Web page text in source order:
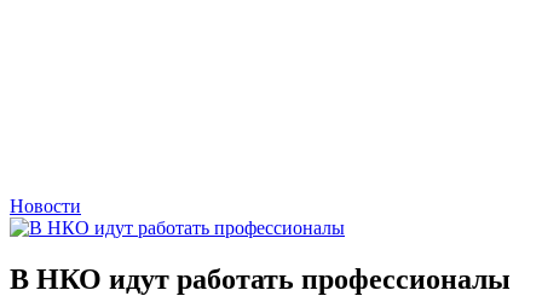
Новости
В НКО идут работать профессионалы